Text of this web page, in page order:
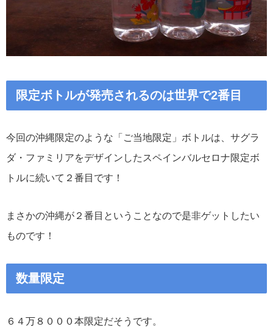
限定ボトルが発売されるのは世界で2番目
今回の沖縄限定のような「ご当地限定」ボトルは、サグラ
ダ・ファミリアをデザインしたスペインバルセロナ限定ボ
トルに続いて２番目です！
まさかの沖縄が２番目ということなので是非ゲットしたい
ものです！
数量限定
６４万８０００本限定だそうです。